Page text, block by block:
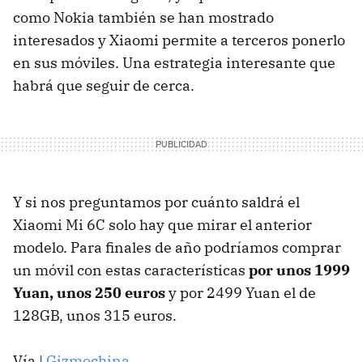
como Nokia también se han mostrado
interesados y Xiaomi permite a terceros ponerlo
en sus móviles. Una estrategia interesante que
habrá que seguir de cerca.
Y si nos preguntamos por cuánto saldrá el
Xiaomi Mi 6C solo hay que mirar el anterior
modelo. Para finales de año podríamos comprar
un móvil con estas características por unos 1999
Yuan, unos 250 eurosy por 2499 Yuan el de
128GB, unos 315 euros.